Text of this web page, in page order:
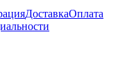
ДоставкаОплата